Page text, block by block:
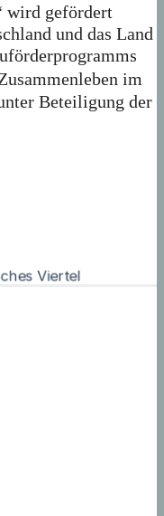
wird gefördert
und das Land
im
Beteiligung der